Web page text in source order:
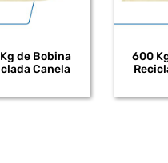
de Bobina
Canela
600